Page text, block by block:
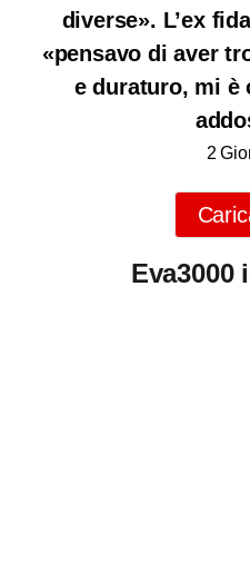
diverse». L’ex
«pensavo di aver
e duraturo, mi
2
Eva3000